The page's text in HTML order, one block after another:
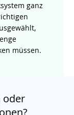
ganz
müssen.
oder